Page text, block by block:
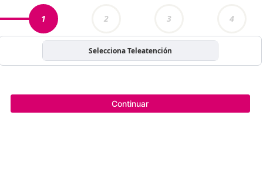
1 2 3 4
Selecciona Teleatención
Continuar